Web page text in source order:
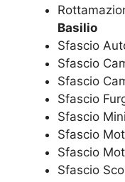
Basilio
Sfascio
Sfascio
Sfascio
Sfascio
Sfascio
Sfascio
Sfascio
Sfascio